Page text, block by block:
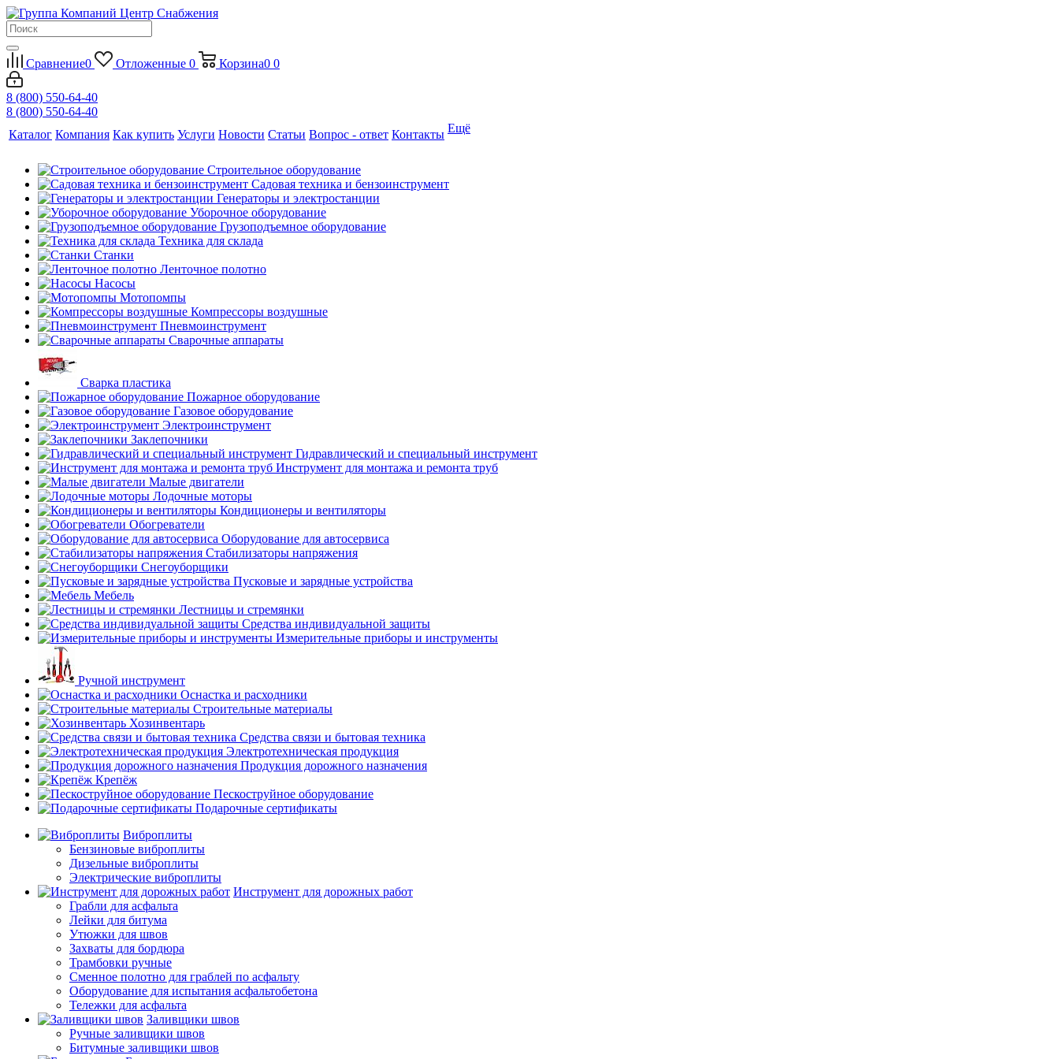
Сравнение0 Отложенные 0 Корзина0 0
8 (800) 550-64-40
8 (800) 550-64-40
Каталог Компания Как купить Услуги Новости Статьи Вопрос - ответ Контакты Ещё
Строительное оборудование
Садовая техника и бензоинструмент
Генераторы и электростанции
Уборочное оборудование
Грузоподъемное оборудование
Техника для склада
Станки
Ленточное полотно
Насосы
Мотопомпы
Компрессоры воздушные
Пневмоинструмент
Сварочные аппараты
Сварка пластика
Пожарное оборудование
Газовое оборудование
Электроинструмент
Заклепочники
Гидравлический и специальный инструмент
Инструмент для монтажа и ремонта труб
Малые двигатели
Лодочные моторы
Кондиционеры и вентиляторы
Обогреватели
Оборудование для автосервиса
Стабилизаторы напряжения
Снегоуборщики
Пусковые и зарядные устройства
Мебель
Лестницы и стремянки
Средства индивидуальной защиты
Измерительные приборы и инструменты
Ручной инструмент
Оснастка и расходники
Строительные материалы
Хозинвентарь
Средства связи и бытовая техника
Электротехническая продукция
Продукция дорожного назначения
Крепёж
Пескоструйное оборудование
Подарочные сертификаты
Виброплиты
Бензиновые виброплиты
Дизельные виброплиты
Электрические виброплиты
Инструмент для дорожных работ
Грабли для асфальта
Лейки для битума
Утюжки для швов
Захваты для бордюра
Трамбовки ручные
Сменное полотно для граблей по асфальту
Оборудование для испытания асфальтобетона
Тележки для асфальта
Заливщики швов
Ручные заливщики швов
Битумные заливщики швов